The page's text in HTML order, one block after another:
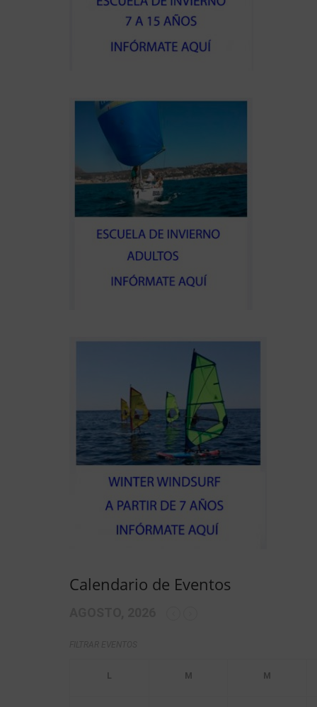
Calendario de Eventos